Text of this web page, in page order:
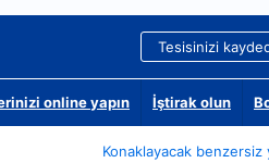
Tesisinizi
online yapın İştirak olun
Konaklayacak benzersiz